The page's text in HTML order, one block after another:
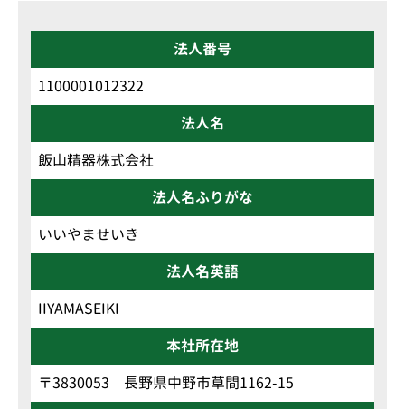
法人番号
1100001012322
法人名
飯山精器株式会社
法人名ふりがな
いいやませいき
法人名英語
IIYAMASEIKI
本社所在地
〒3830053 長野県中野市草間1162-15